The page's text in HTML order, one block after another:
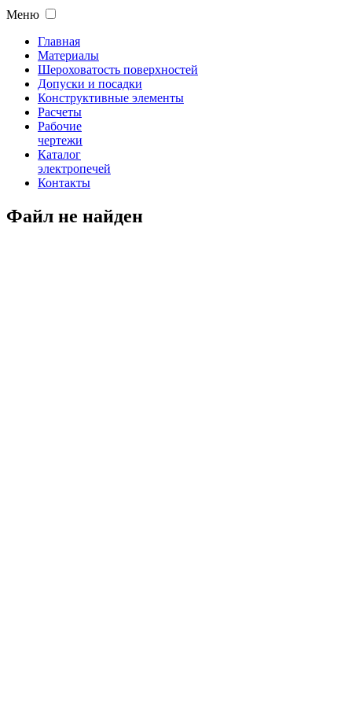
Меню
Главная
Материалы
Шероховатость поверхностей
Допуски и посадки
Конструктивные элементы
Расчеты
Рабочие
чертежи
Каталог
электропечей
Контакты
Файл не найден